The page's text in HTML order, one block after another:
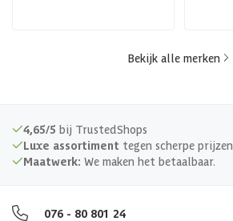
Bekijk alle merken
4,65/5 bij TrustedShops
Luxe assortiment tegen scherpe prijzen
Maatwerk: We maken het betaalbaar.
076 - 80 801 24